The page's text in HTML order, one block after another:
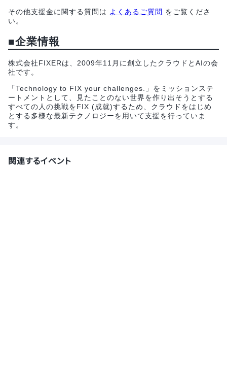
その他支援金に関する質問は よくあるご質問 をご覧くださ
い。
■企業情報
株式会社FIXERは、2009年11月に創立したクラウドとAIの会
社です。
「Technology to FIX your challenges.」をミッションステ
ートメントとして、見たことのない世界を作り出そうとする
すべての人の挑戦をFIX (成就)するため、クラウドをはじめ
とする多様な最新テクノロジーを用いて支援を行っていま
す。
関連するイベント